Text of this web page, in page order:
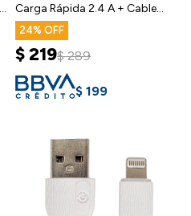
Carga Rápida 2.4 A + Cable
220v
24
$219$ 289
$ 199